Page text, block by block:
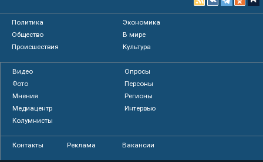
Политика
Экономика
Общество
В мире
Происшествия
Культура
Видео
Опросы
Фото
Персоны
Мнения
Регионы
Медиацентр
Интервью
Колумнисты
Контакты Реклама Вакансии